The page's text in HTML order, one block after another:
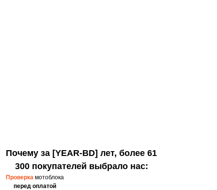
Почему за [YEAR-BD] лет, более 61
300 покупателей выбрало нас:
Проверка мотоблока
перед оплатой